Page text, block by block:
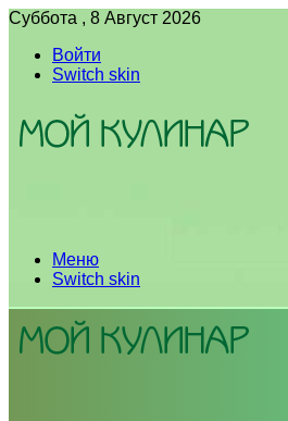
Суббота , 8 Август 2026
Войти
Switch skin
Меню
Switch skin